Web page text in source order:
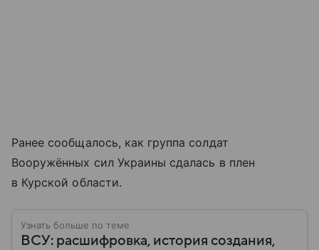
Ранее сообщалось, как группа солдат
Вооружённых сил Украины сдалась в плен
в Курской области.
Узнать больше по теме
ВСУ: расшифровка, история создания,